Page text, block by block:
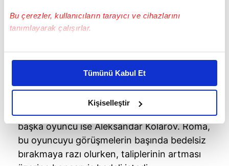
Bu çerezler, kullanıcıların tarayıcı ve cihazlarını
tanımlayarak çalışırlar.
Bu çerezlere izin vermeniz halinde sizlere özel
daha iyi reklam deneyimi yaşatabiliriz. Bunu yaparken
amacımızın size daha iyi bir reklam deneyimi sunmak
olduğunu ve sizlere en iyi içerikleri sunabilmek adına
elimizden gelen çabayı gösterdiğimizi ve bu noktada,
reklamların maliyetlerimizi karşılamak noktasında tek gelir
kalemimiz olduğunu sizlere hatırlatmak isteriz.
Her halükârda, kullanıcılar, bu çerezlere izin vermedikleri
Tümünü Kabul Et
Kişiselleştir
Takviye olarak bu bölgeye düşünülen bir
başka oyuncu ise Aleksandar Kolarov. Roma,
bu oyuncuyu görüşmelerin başında bedelsiz
bırakmaya razı olurken, taliplerinin artması